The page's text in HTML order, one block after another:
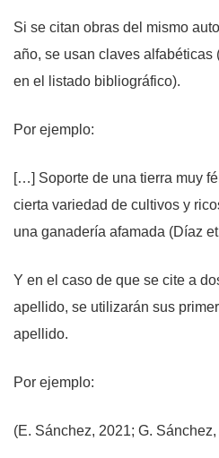
Si se citan obras del mismo
año, se usan claves alfabéticas
en el listado bibliográfico).
Por ejemplo:
[…] Soporte de una tierra muy
cierta variedad de cultivos y
una ganadería afamada (Díaz
Y en el caso de que se cite a
apellido, se utilizarán sus
apellido.
Por ejemplo:
(E. Sánchez, 2021; G. Sánchez,